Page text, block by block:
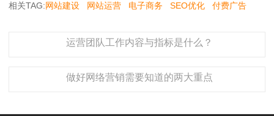
相关TAG:网站建设 网站运营 电子商务 SEO优化 付费广告
运营团队工作内容与指标是什么？
做好网络营销需要知道的两大重点